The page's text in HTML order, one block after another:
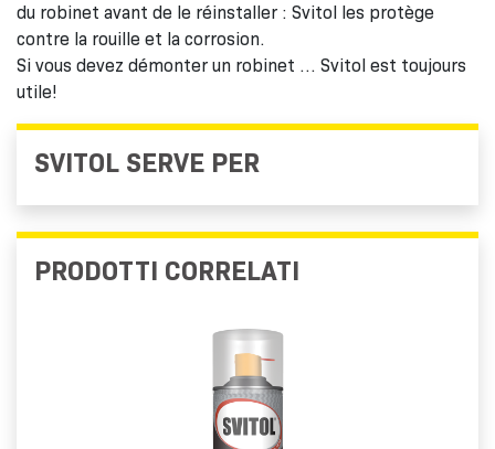
du robinet avant de le réinstaller : Svitol les protège
contre la rouille et la corrosion.
Si vous devez démonter un robinet … Svitol est toujours
utile!
SVITOL SERVE PER
PRODOTTI CORRELATI